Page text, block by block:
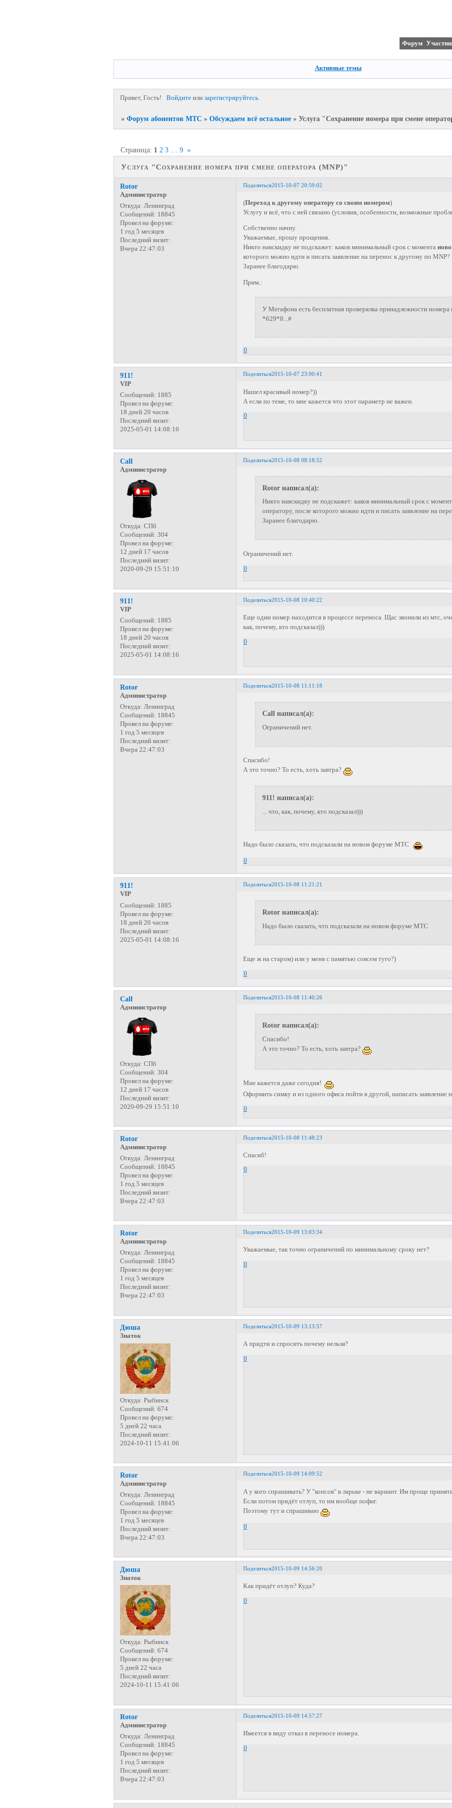
Форум
Активные темы
Привет, Гость! Войдитеили зарегистрируйтесь.
» Форум абонентов МТС » Обсуждаем всё остальное » Услуга "Сохранение номера при смене
Услуга "Сохранение номера при смене оператора (MNP)"
Страница: 1 2 3 9 »
Поделиться2015-10-07 20:59:02
Rotor
Администратор
Откуда: Ленинград
Сообщений: 18845
Провел на форуме:
1 год 5 месяцев
Последний визит:
Вчера 22:47:03
(Переход к другому оператору со своим номером)
Услугу и всё, что с ней связано (условия, особенности, возможные
Собственно начну.
Уважаемые, прошу прощения.
Никто навскидку не подскажет: каков минимальный срок с момента
которого можно идти и писать заявление на перенос к другому по MNP?
Заранее благодарю.
Прим.:
У Мегафона есть бесплатная проверялка принадлежности
*629*8...#
0
Поделиться2015-10-07 23:00:41
911!
VIP
Сообщений: 1885
Провел на форуме:
18 дней 20 часов
Последний визит:
2025-05-01 14:08:16
Нашел красивый номер?))
А если по теме, то мне кажется что этот параметр не важен.
0
Поделиться2015-10-08 08:18:52
Call
Администратор
Откуда: СПб
Сообщений: 304
Провел на форуме:
12 дней 17 часов
Последний визит:
2020-09-29 15:51:10
Rotor написал(а):
Никто навскидку не подскажет: каков минимальный срок с
оператору, после которого можно идти и писать заявление на
Заранее благодарю.
Ограничений нет.
0
Поделиться2015-10-08 10:40:22
911!
VIP
Сообщений: 1885
Провел на форуме:
18 дней 20 часов
Последний визит:
2025-05-01 14:08:16
Еще один номер находится в процессе переноса. Щас звонили из мтс,
как, почему, кто подсказал)))
0
Поделиться2015-10-08 11:11:18
Rotor
Администратор
Откуда: Ленинград
Сообщений: 18845
Провел на форуме:
1 год 5 месяцев
Последний визит:
Вчера 22:47:03
Call написал(а):
Ограничений нет.
Спасибо!
А это точно? То есть, хоть завтра?
911! написал(а):
... что, как, почему, кто подсказал)))
Надо было сказать, что подсказали на новом форуме МТС
0
Поделиться2015-10-08 11:21:21
911!
VIP
Сообщений: 1885
Провел на форуме:
18 дней 20 часов
Последний визит:
2025-05-01 14:08:16
Rotor написал(а):
Надо было сказать, что подсказали на новом форуме МТС
Еще ж на старом) или у меня с памятью совсем туго?)
0
Поделиться2015-10-08 11:40:26
Call
Администратор
Откуда: СПб
Сообщений: 304
Провел на форуме:
12 дней 17 часов
Последний визит:
2020-09-29 15:51:10
Rotor написал(а):
Спасибо!
А это точно? То есть, хоть завтра?
Мне кажется даже сегодня!
Оформить симку и из одного офиса пойти в другой, написать заявление
0
Поделиться2015-10-08 11:48:23
Rotor
Администратор
Откуда: Ленинград
Сообщений: 18845
Провел на форуме:
1 год 5 месяцев
Последний визит:
Вчера 22:47:03
Спасиб!
0
Поделиться2015-10-09 13:03:34
Rotor
Администратор
Откуда: Ленинград
Сообщений: 18845
Провел на форуме:
1 год 5 месяцев
Последний визит:
Вчера 22:47:03
Уважаемые, так точно ограничений по минимальному сроку нет?
0
Поделиться2015-10-09 13:13:57
Дюша
Знаток
Откуда: Рыбинск
Сообщений: 674
Провел на форуме:
5 дней 22 часа
Последний визит:
2024-10-11 15:41:06
А придти и спросить почему нельзя?
0
Поделиться2015-10-09 14:09:52
Rotor
Администратор
Откуда: Ленинград
Сообщений: 18845
Провел на форуме:
1 год 5 месяцев
Последний визит:
Вчера 22:47:03
А у кого спрашивать? У "консов" в ларьке - не вариант. Им проще
Если потом придёт отлуп, то им вообще пофиг.
Поэтому тут и спрашиваю
0
Поделиться2015-10-09 14:56:20
Дюша
Знаток
Откуда: Рыбинск
Сообщений: 674
Провел на форуме:
5 дней 22 часа
Последний визит:
2024-10-11 15:41:06
Как придёт отлуп? Куда?
0
Поделиться2015-10-09 14:57:27
Rotor
Администратор
Откуда: Ленинград
Сообщений: 18845
Провел на форуме:
1 год 5 месяцев
Последний визит:
Вчера 22:47:03
Имеется в виду отказ в переносе номера.
0